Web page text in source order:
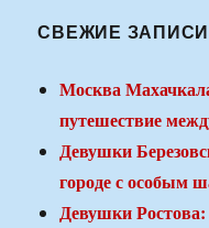
СВЕЖИЕ ЗАПИСИ
Москва
путешествие
Девушки
городе с особым
Девушки